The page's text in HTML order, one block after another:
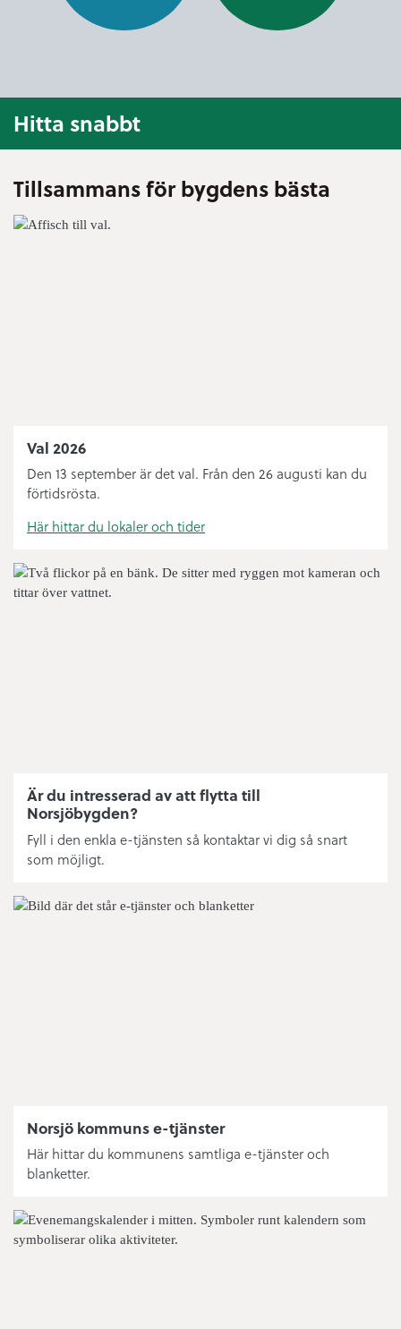
Tillsammans för bygdens bästa
Val 2026
Den 13 september är det val. Från den 26 augusti kan du
förtidsrösta.
Här hittar du lokaler och tider
Är du intresserad av att flytta till
Norsjöbygden?
Fyll i den enkla e-tjänsten så kontaktar vi dig så snart
som möjligt.
Norsjö kommuns e-tjänster
Här hittar du kommunens samtliga e-tjänster och
blanketter.
Hitta snabbt
Knut’n
Felanmälan och journummer
Handelsplats Norsjö
Fritidsanläggningar
Ishallens tider
Bredband/fiber/driftstatus